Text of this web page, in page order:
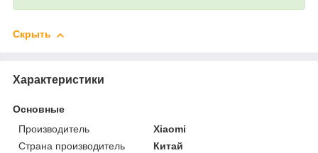
Скрыть
Характеристики
Основные
Производитель
Xiaomi
Страна производитель
Китай